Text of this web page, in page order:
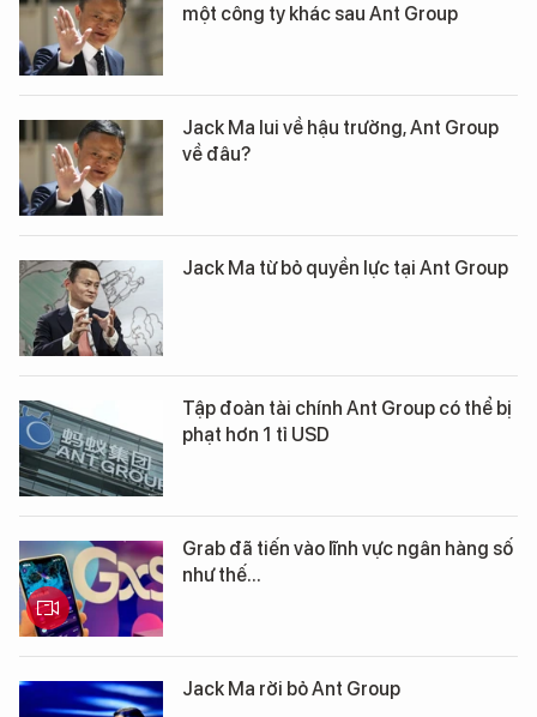
một công ty khác sau Ant Group
Jack Ma lui về hậu trường, Ant Group
về đâu?
Jack Ma từ bỏ quyền lực tại Ant Group
Tập đoàn tài chính Ant Group có thể bị
phạt hơn 1 tỉ USD
Grab đã tiến vào lĩnh vực ngân hàng số
như thế...
Jack Ma rời bỏ Ant Group